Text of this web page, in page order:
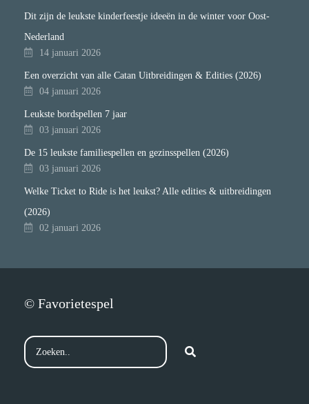
Dit zijn de leukste kinderfeestje ideeën in de winter voor Oost-
Nederland
14 januari 2026
Een overzicht van alle Catan Uitbreidingen & Edities (2026)
04 januari 2026
Leukste bordspellen 7 jaar
03 januari 2026
De 15 leukste familiespellen en gezinsspellen (2026)
03 januari 2026
Welke Ticket to Ride is het leukst? Alle edities & uitbreidingen
(2026)
02 januari 2026
© Favorietespel